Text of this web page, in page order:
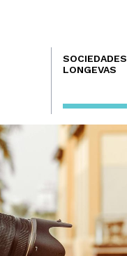
Navegación
principal
SOCIEDADES
LONGEVAS